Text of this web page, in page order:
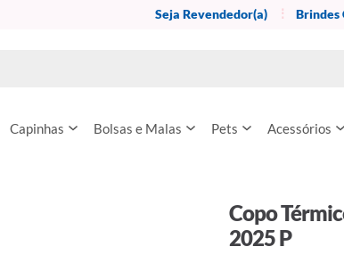
Seja Revendedor(a) Brindes
Capinhas Bolsas e Malas Pets Acessórios
Copo
2025 P